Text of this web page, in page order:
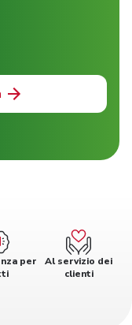
per
Al servizio dei
clienti